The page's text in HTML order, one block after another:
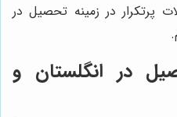
پرتکرار در زمینه تحصیل در
در انگلستان و